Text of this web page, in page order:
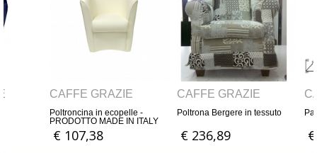
IN ITALY
CAFFÈ GRAZIE
Poltrona Bergere in tessuto
€ 236,89
CAFFÈ GRAZIE
Panchina in ferro e legno
€ 56,56